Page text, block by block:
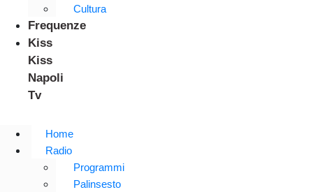
Cultura
Frequenze
Kiss
Kiss
Napoli
Tv
Home
Radio
Programmi
Palinsesto